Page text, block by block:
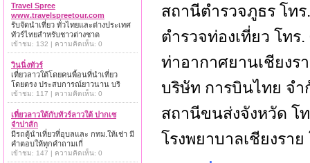
สถานีตำรวจภูธร โทร
ตำรวจท่องเที่ยว โทร
ท่าอากาศยานเชียงร
บริษัท การบินไทย จำ
สถานีขนส่งจังหวัด โ
โรงพยาบาลเชียงรา
Travel Spree
www.travelspreetour.com
รับจัดนำเที่ยว ทั่วไทยและต่างประเทศ
ทัวร์ไทยสำหรับชาวต่างชาต
เข้าชม: 132 | ความคิดเห็น: 0
วินนิ่งทัวร์
เที่ยวลาวใต้โดยคนพื้อนที่นำเที่ยว
โดยตรง ประสบการณ์ยาวนาน บริ
เข้าชม: 117 | ความคิดเห็น: 0
เที่ยวลาวใต้กับทัวร์ลาวใต้ ปากเซ
จำปาสัก
มีรถตู้นำเที่ยวที่อุบลและ กทม.ให้เช่า มี
คำตอบให้ทุกคำถามเกี่
เข้าชม: 147 | ความคิดเห็น: 0